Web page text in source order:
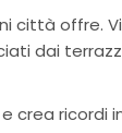
città offre.
dai
crea ricordi